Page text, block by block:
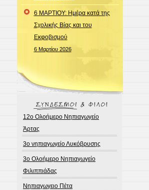
6 ΜΑΡΤΙΟΥ: Ημέρα κατά της
Σχολικής Βίας και του
Εκφοβισμού
6 Μαρτίου 2026
12ο Ολοήμερο Νηπιαγωγείο
Άρτας
3o νηπιαγωγείο Λυκόβρυσης
3ο Ολοήμερο Νηπιαγωγείο
Φιλιππιάδας
Νηπιαγωγειο Πέτα